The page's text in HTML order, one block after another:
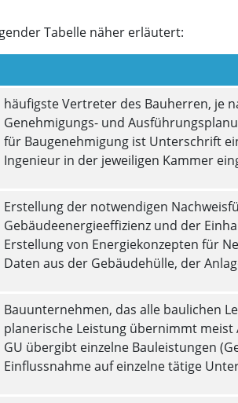
Tabelle näher erläutert:
häufigste Vertreter des Bauherren, je
Genehmigungs- und
für Baugenehmigung ist Unterschrift
Ingenieur in der jeweiligen Kammer
Erstellung der notwendigen
Gebäudeenergieeffizienz und der
Erstellung von Energiekonzepten für
Daten aus der Gebäudehülle, der
Bauunternehmen, das alle baulichen
planerische Leistung übernimmt
GU übergibt einzelne Bauleistungen
Einflussnahme auf einzelne tätige